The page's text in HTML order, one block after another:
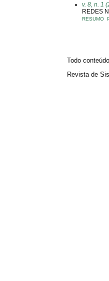
v. 8, n. 1
REDES
RESUMO
Todo
Revista de